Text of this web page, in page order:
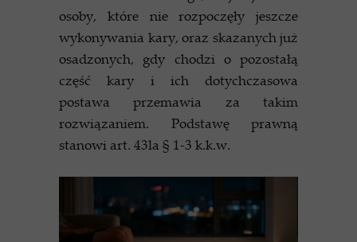
osoby, które nie rozpoczęły jeszcze
wykonywania kary, oraz skazanych już
osadzonych, gdy chodzi o pozostałą
część kary i ich dotychczasowa
postawa przemawia za takim
rozwiązaniem. Podstawę prawną
stanowi art. 43la § 1-3 k.k.w.